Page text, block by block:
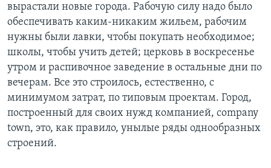
вырастали новые города. Рабочую силу надо было
обеспечивать каким-никаким жильем, рабочим
нужны были лавки, чтобы покупать необходимое;
школы, чтобы учить детей; церковь в воскресенье
утром и распивочное заведение в остальные дни по
вечерам. Все это строилось, естественно, с
минимумом затрат, по типовым проектам. Город,
построенный для своих нужд компанией, company
town, это, как правило, унылые ряды однообразных
строений.